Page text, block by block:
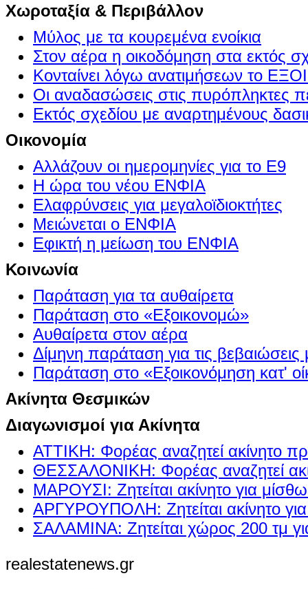
Χωροταξία & Περιβάλλον
Μύλος με τα κουρεμένα ενοίκια
Στον αέρα η οικοδόμηση στα εκτός
Κονταίνει λόγω ανατιμήσεων το
Οι αναδασώσεις στις πυρόπληκτες
Εκτός σχεδίου με αναρτημένους
Οικονομία
Αλλάζουν οι ημερομηνίες για το Ε9
Η ώρα του νέου ΕΝΦΙΑ
Ελαφρύνσεις για μεγαλοϊδιοκτήτες
Μειώνεται ο ΕΝΦΙΑ
Εφικτή η μείωση του ΕΝΦΙΑ
Κοινωνία
Παράταση για τα αυθαίρετα
Παράταση στο «Εξοικονομώ»
Αυθαίρετα στον αέρα
Δίμηνη παράταση για τις βεβαιώσεις
Παράταση στο «Εξοικονόμηση κατ'
Ακίνητα Θεσμικών
Διαγωνισμοί για Ακίνητα
ΑΤΤΙΚΗ: Φορέας αναζητεί ακίνητο
ΘΕΣΣΑΛΟΝΙΚΗ: Φορέας αναζητεί
ΜΑΡΟΥΣΙ: Ζητείται ακίνητο για
ΑΡΓΥΡΟΥΠΟΛΗ: Ζητείται ακίνητο
ΣΑΛΑΜΙΝΑ: Ζητείται χώρος 200 τμ
realestatenews.gr